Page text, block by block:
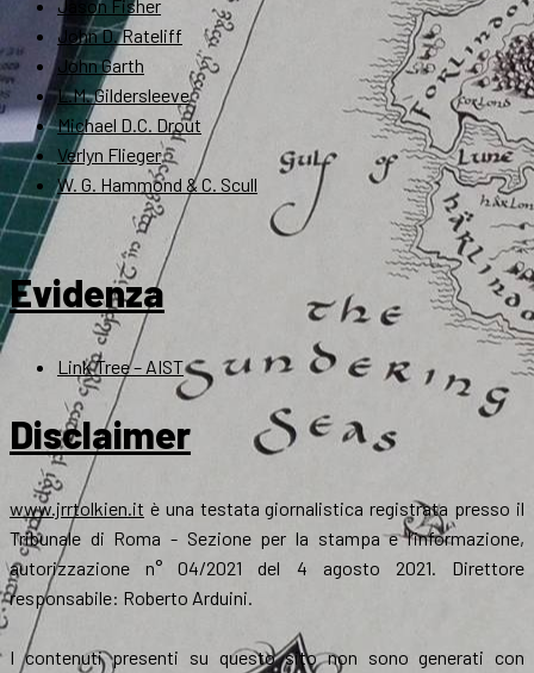
Jason Fisher
John D. Rateliff
John Garth
L.M. Gildersleeve
Michael D.C. Drout
Verlyn Flieger
W. G. Hammond & C. Scull
Evidenza
Link Tree – AIST
Disclaimer
www.jrrtolkien.it è una testata giornalistica registrata presso il
Tribunale di Roma - Sezione per la stampa e l’informazione,
autorizzazione n° 04/2021 del 4 agosto 2021. Direttore
responsabile: Roberto Arduini.
I contenuti presenti su questo sito non sono generati con